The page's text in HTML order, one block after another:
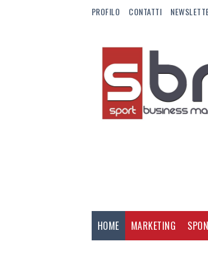
PROFILO CONTATTI
HOME MARKETING